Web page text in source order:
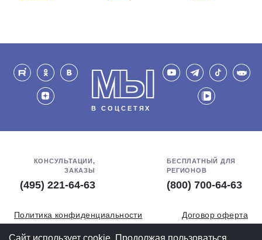
МЫ
В СОЦСЕТЯХ
КОНСУЛЬТАЦИИ,
ЗАКАЗЫ
(495) 221-64-63
БЕСПЛАТНЫЙ ДЛЯ
РЕГИОНОВ
(800) 700-64-63
Политика конфиденциальности
Договор оферта
Обработка персональных данных
СОУТ
Сайт использует cookie. Продолжая пользоваться